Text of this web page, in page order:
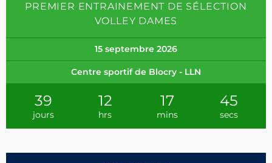
PREMIER ENTRAINEMENT DE SÉLECTION
VOLLEY DAMES
15 septembre 2026
Centre sportif de Blocry - LLN
39
jours
12
hrs
17
mins
44
secs